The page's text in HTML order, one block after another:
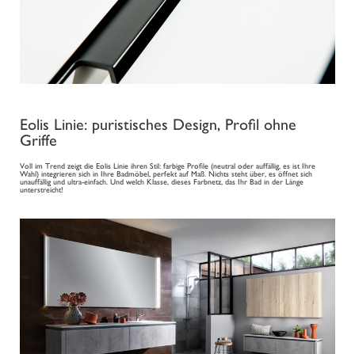
Eolis Linie: puristisches Design, Profil ohne
Griffe
Voll im Trend zeigt die Eolis Linie ihren Stil: farbige Profile (neutral oder auffällig, es ist Ihre
Wahl) integrieren sich in Ihre Badmöbel, perfekt auf Maß. Nichts steht über, es öffnet sich
unauffällig und ultra-einfach. Und welch Klasse, dieses Farbnetz, das Ihr Bad in der Länge
unterstreicht!